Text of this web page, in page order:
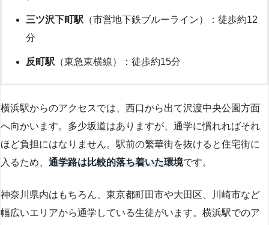
三ツ沢下町駅 （市営地下鉄ブルーライン）：徒歩約12
分
反町駅 （東急東横線）：徒歩約15分
横浜駅からのアクセスでは、西口から出て沢渡中央公園方面
へ向かいます。多少坂道はありますが、通学に慣れればそれ
ほど負担にはなりません。駅前の繁華街を抜けると住宅街に
入るため、 通学路は比較的落ち着いた環境です。
神奈川県内はもちろん、東京都町田市や大田区、川崎市など
幅広いエリアから通学している生徒がいます。横浜駅でのア